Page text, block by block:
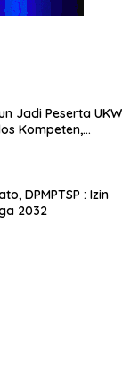
Jadi Peserta UKW
Kompeten,
DPMPTSP : Izin
2032